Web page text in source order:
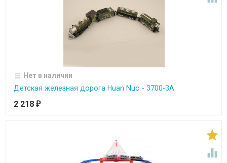
Нет в наличии
Детская железная дорога Huan Nuo - 3700-3A
2 218 ₽

